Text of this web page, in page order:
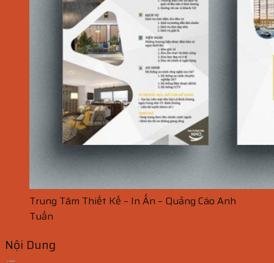
Trung Tâm Thiết Kế – In Ấn – Quảng Cáo Anh
Tuấn
Nội Dung